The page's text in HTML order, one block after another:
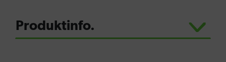
Produktinfo.